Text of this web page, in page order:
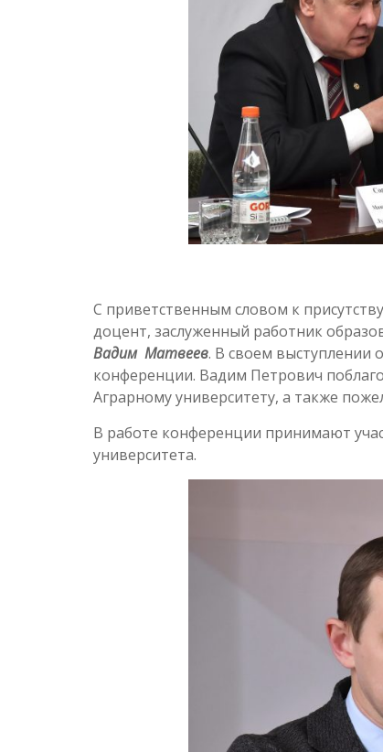
С приветственным словом к
доцент, заслуженный работник
Вадим Матвеев. В своем выступлении
конференции. Вадим Петрович
Аграрному университету, а также
В работе конференции принимают
университета.